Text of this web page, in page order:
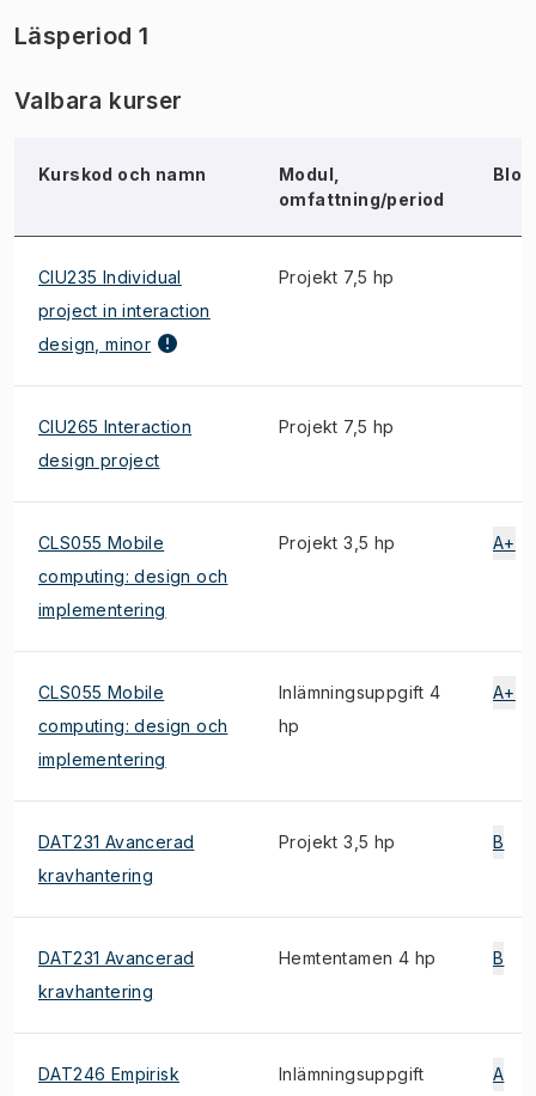
Läsperiod 1
Valbara kurser
Kurskod och namn
Modul,
omfattning/period
CIU235 Individual
project in interaction
design, minor
Projekt 7,5 hp
CIU265 Interaction
design project
Projekt 7,5 hp
CLS055 Mobile
computing: design och
implementering
Projekt 3,5 hp A+
CLS055 Mobile
computing: design och
implementering
Inlämningsuppgift 4
hp
A+
DAT231 Avancerad
kravhantering
Projekt 3,5 hp B
DAT231 Avancerad
kravhantering
Hemtentamen 4 hp B
DAT246 Empirisk
Inlämningsuppgift
A